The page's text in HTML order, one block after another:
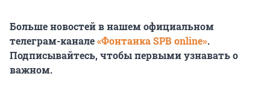
Больше новостей в нашем официальном
телеграм-канале«Фонтанка SPB online».
Подписывайтесь, чтобы первыми узнавать о
важном.